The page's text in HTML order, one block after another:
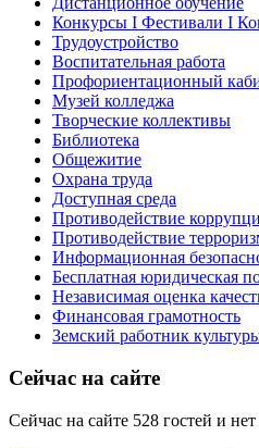
Конкурсы I Фестивали I
Трудоустройство
Воспитательная работа
Профориентационный
Музей колледжа
Творческие коллективы
Библиотека
Общежитие
Охрана труда
Доступная среда
Противодействие
Противодействие
Информационная
Бесплатная юридическая
Независимая оценка
Финансовая грамотность
Земский работник
Сейчас на сайте
Сейчас на сайте 528 гостей и нет